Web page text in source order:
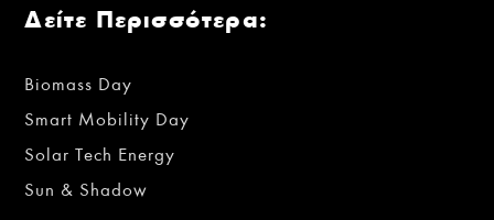
Δείτε Περισσότερα:
Biomass Day
Smart Mobility Day
Solar Tech Energy
Sun & Shadow